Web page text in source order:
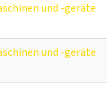
und -geräte
und -geräte